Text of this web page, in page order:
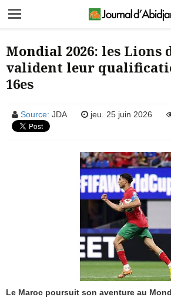
Mondial 2026: les Lions
valident leur
16es
Source: JDA jeu. 25 juin 2026
Le Maroc poursuit son aventure au